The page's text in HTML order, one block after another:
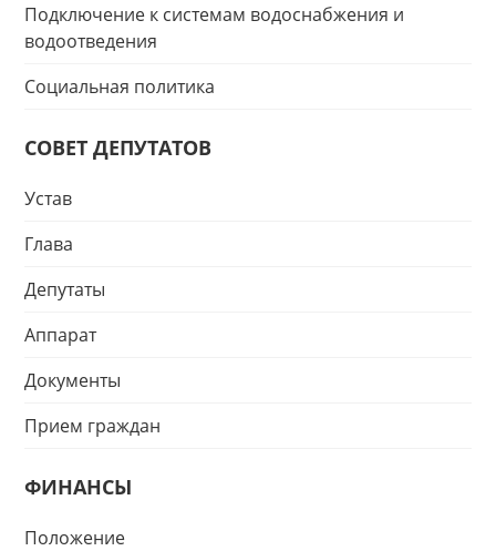
Подключение к системам водоснабжения и
водоотведения
Социальная политика
СОВЕТ ДЕПУТАТОВ
Устав
Глава
Депутаты
Аппарат
Документы
Прием граждан
ФИНАНСЫ
Положение